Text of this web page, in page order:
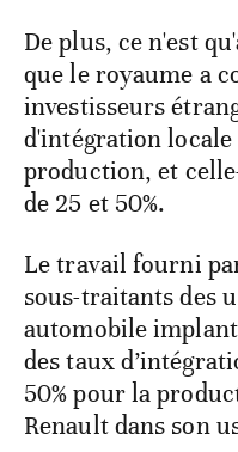
De plus, ce n'est
que le royaume a
investisseurs
d'intégration
production, et
de 25 et 50%.
Le travail fourni
sous-traitants des
automobile
des taux
50% pour la
Renault dans son